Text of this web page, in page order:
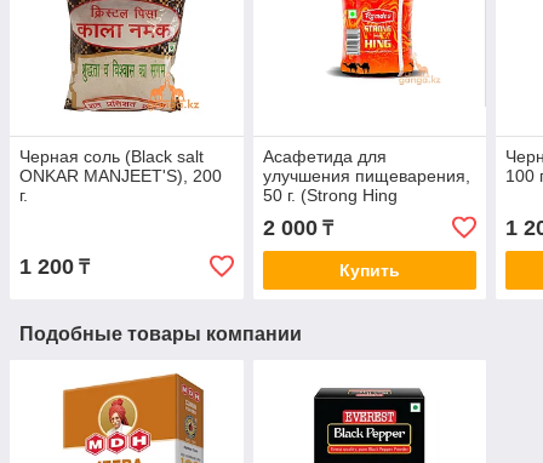
Черная соль (Black salt
ONKAR MANJEET'S), 200
г.
1 200 ₸
Асафетида для
улучшения пищеварения,
50 г. (Strong Hing
RAMDEV)
2 000₸
Купить
100
1
Подобные товары компании